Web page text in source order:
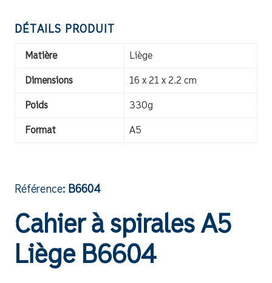
DÉTAILS PRODUIT
Matière Liège
Dimensions 16 x 21 x 2.2 cm
Poids 330g
Format A5
Référence: B6604
Cahier à spirales A5
Liège B6604